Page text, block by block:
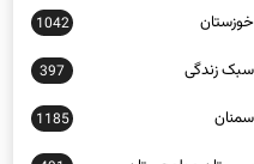
سبک زندگی 397
سمنان 1185
سیستان و بلوچستان 491